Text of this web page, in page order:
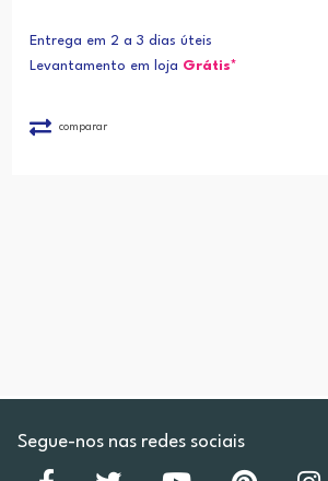
Entrega em 2 a 3 dias úteis
Levantamento em loja Grátis*
comparar
Segue-nos nas redes sociais